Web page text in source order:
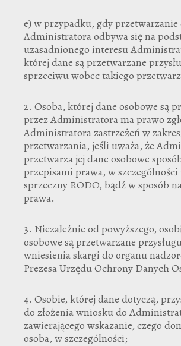
e) w przypadku, gdy
Administratora odbywa się na
uzasadnionego interesu
której dane są przetwarzane
sprzeciwu wobec takiego
2. Osoba, której dane osobowe są
przez Administratora ma prawo
Administratora zastrzeżeń w
przetwarzania, jeśli uważa, że
przetwarza jej dane osobowe
przepisami prawa, w szczególności
sprzeczny RODO, bądź w sposób
prawa.
3. Niezależnie od powyższego,
osobowe są przetwarzane
wniesienia skargi do organu
Prezesa Urzędu Ochrony Danych
4. Osobie, której dane dotyczą,
do złożenia wniosku do
zawierającego wskazanie, czego
osoba, w szczególności;